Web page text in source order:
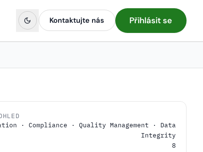
Kontaktujte nás Přihlásit se
· Compliance · Quality Management · Data
Integrity
8